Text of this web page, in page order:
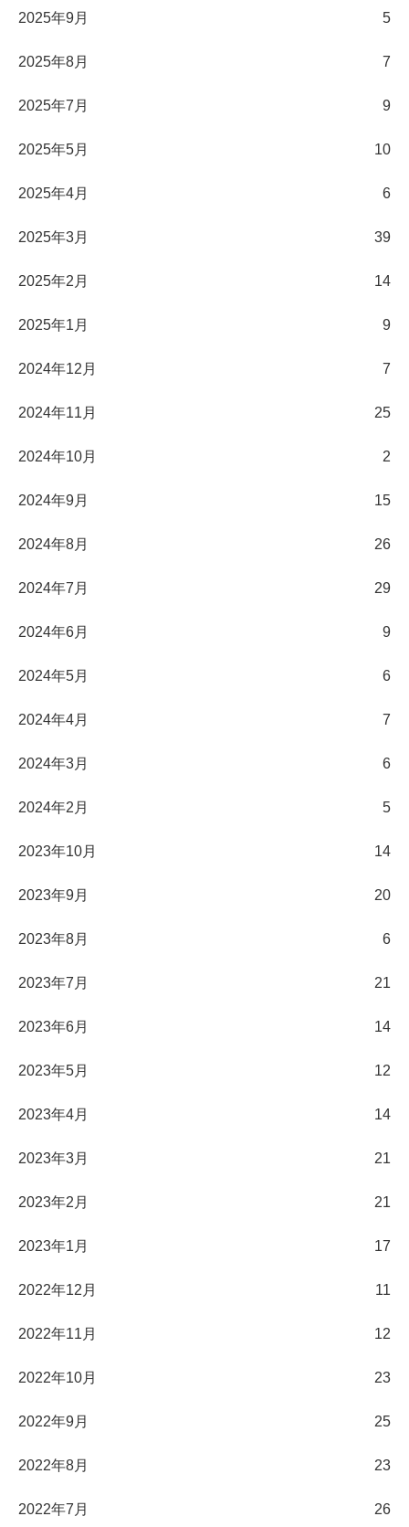
2025年9月 5
2025年8月 7
2025年7月 9
2025年5月 10
2025年4月 6
2025年3月 39
2025年2月 14
2025年1月 9
2024年12月 7
2024年11月 25
2024年10月 2
2024年9月 15
2024年8月 26
2024年7月 29
2024年6月 9
2024年5月 6
2024年4月 7
2024年3月 6
2024年2月 5
2023年10月 14
2023年9月 20
2023年8月 6
2023年7月 21
2023年6月 14
2023年5月 12
2023年4月 14
2023年3月 21
2023年2月 21
2023年1月 17
2022年12月 11
2022年11月 12
2022年10月 23
2022年9月 25
2022年8月 23
2022年7月 26